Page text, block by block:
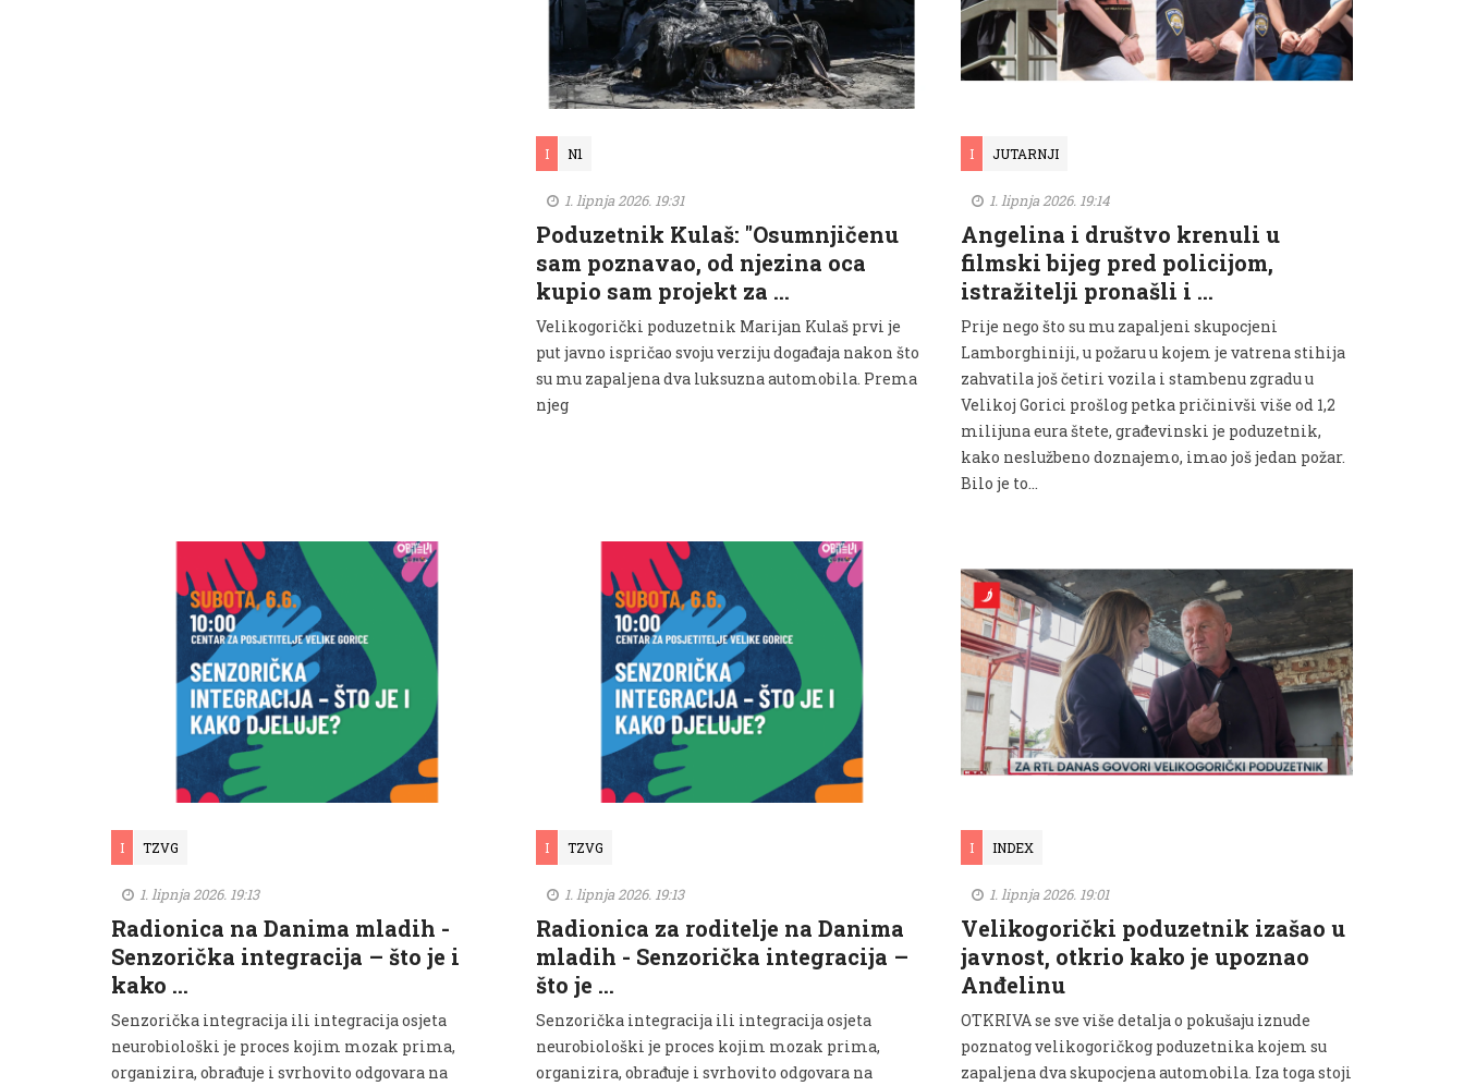
I N1
1. lipnja 2026. 19:31
Poduzetnik Kulaš: "Osumnjičenu
sam poznavao, od njezina oca
kupio sam projekt za …
Velikogorički poduzetnik Marijan Kulaš prvi je
put javno ispričao svoju verziju događaja nakon što
su mu zapaljena dva luksuzna automobila. Prema
njeg
I JUTARNJI
1. lipnja 2026. 19:14
Angelina i društvo krenuli u
filmski bijeg pred policijom,
istražitelji pronašli i …
Prije nego što su mu zapaljeni skupocjeni
Lamborghiniji, u požaru u kojem je vatrena stihija
zahvatila još četiri vozila i stambenu zgradu u
Velikoj Gorici prošlog petka pričinivši više od 1,2
milijuna eura štete, građevinski je poduzetnik,
kako neslužbeno doznajemo, imao još jedan požar.
Bilo je to...
I TZVG
1. lipnja 2026. 19:13
Radionica na Danima mladih -
Senzorička integracija – što je i
kako …
Senzorička integracija ili integracija osjeta
neurobiološki je proces kojim mozak prima,
organizira, obrađuje i svrhovito odgovara na
I TZVG
1. lipnja 2026. 19:13
Radionica za roditelje na Danima
mladih - Senzorička integracija –
što je …
Senzorička integracija ili integracija osjeta
neurobiološki je proces kojim mozak prima,
organizira, obrađuje i svrhovito odgovara na
I INDEX
1. lipnja 2026. 19:01
Velikogorički poduzetnik izašao u
javnost, otkrio kako je upoznao
Anđelinu
OTKRIVA se sve više detalja o pokušaju iznude
poznatog velikogoričkog poduzetnika kojem su
zapaljena dva skupocjena automobila. Iza toga stoji